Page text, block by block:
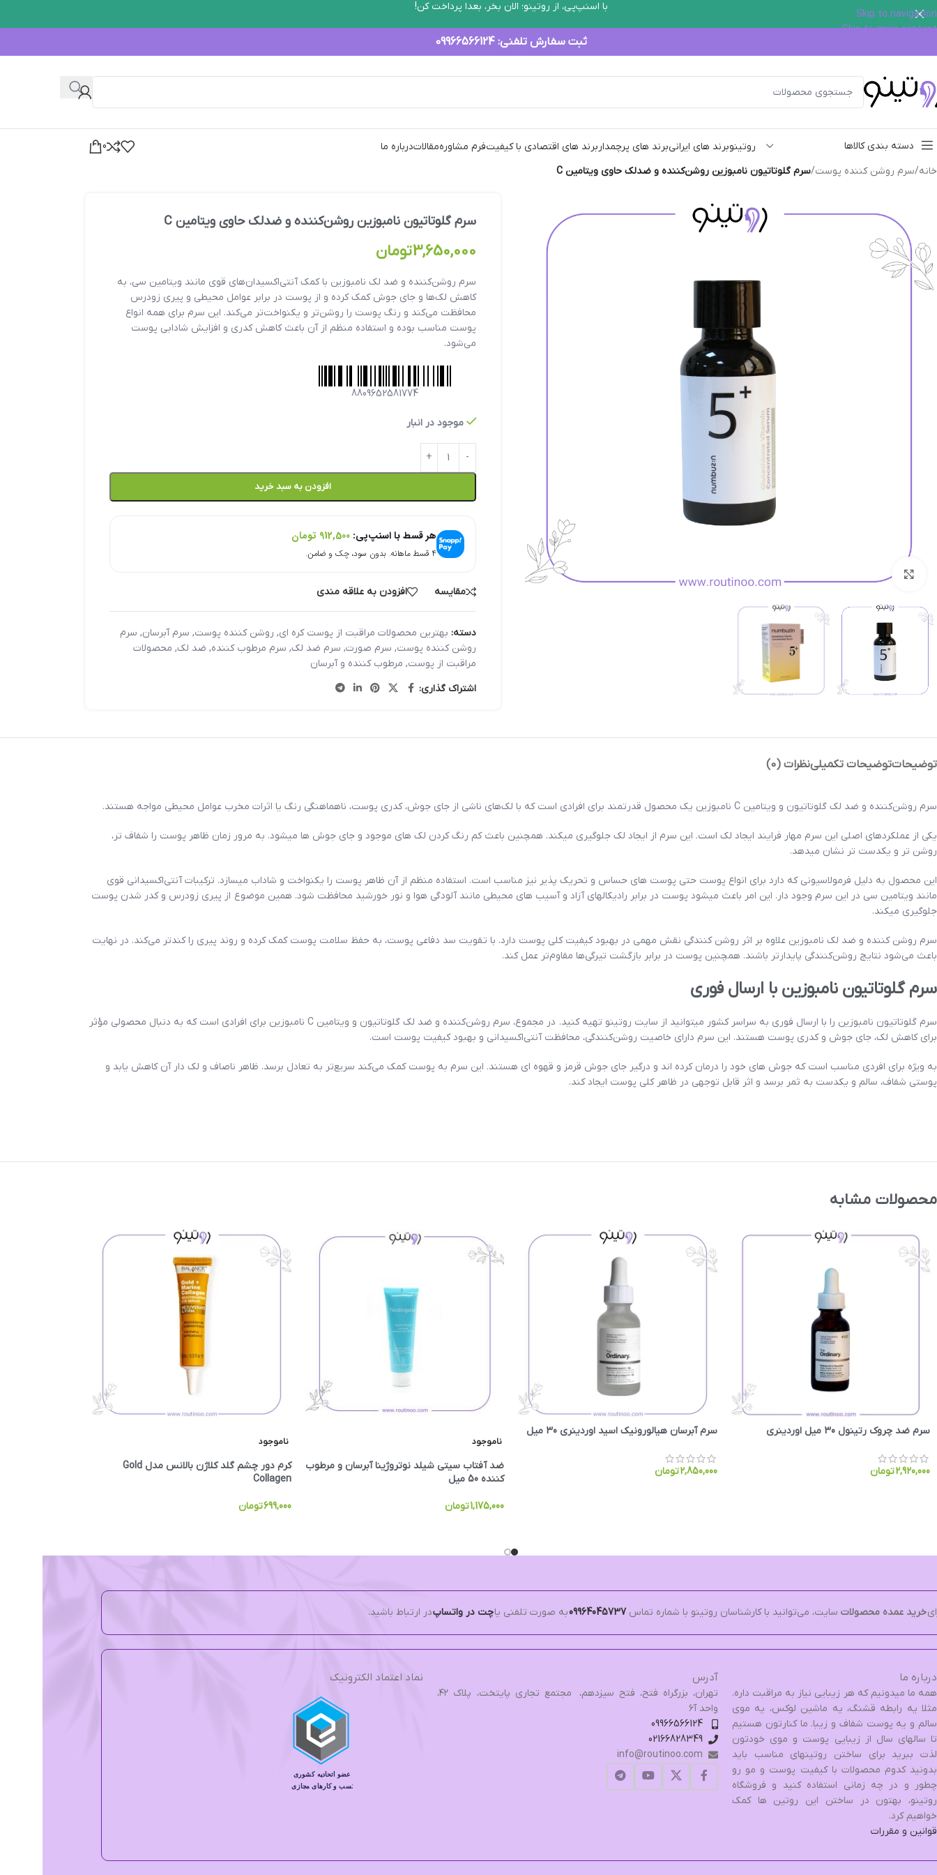
Skip to navigation
Skip to main content
با اسنپ‌پی، از روتینو؛ الان بخر، بعدا پرداخت کن!
ثبت سفارش تلفنی: 09966566124
دسته بندی کالاها روتینوبرند های ایرانیبرند های پرچمدار برند های اقتصادی با کیفیتفرم مشاورهمقالاتدرباره ما
0
خانه/سرم روشن کننده پوست/سرم گلوتاتیون نامبوزین روشن‌کننده و ضدلک حاوی ویتامین C
بزرگنمایی تصویر
سرم گلوتاتیون نامبوزین روشن‌کننده و ضدلک حاوی ویتامین C
3,650,000تومان
سرم روشن‌کننده و ضد لک نامبوزین با کمک آنتی‌اکسیدان‌های قوی مانند ویتامین سی، به
کاهش لک‌ها و جای جوش کمک کرده و از پوست در برابر عوامل محیطی و پیری زودرس
محافظت می‌کند و رنگ پوست را روشن‌تر و یکنواخت‌تر می‌کند. این سرم برای همه انواع
پوست مناسب بوده و استفاده منظم از آن باعث کاهش کدری و افزایش شادابی پوست
می‌شود.
8809652581774
موجود در انبار
افزودن به سبد خرید
هر قسط با اسنپ‌پی: 912,500 تومان
۴ قسط ماهانه. بدون سود، چک و ضامن.
مقایسه افزودن به علاقه مندی
دسته: بهترین محصولات مراقبت از پوست کره ای, روشن کننده پوست, سرم آبرسان, سرم
روشن کننده پوست, سرم صورت, سرم ضد لک, سرم مرطوب کننده, ضد لک, محصولات
مراقبت از پوست, مرطوب کننده و آبرسان
اشتراک گذاری:
توضیحاتتوضیحات تکمیلینظرات (0)
سرم روشن‌کننده و ضد لک گلوتاتیون و ویتامین C نامبوزین یک محصول قدرتمند برای افرادی است که با لک‌های ناشی از جای جوش، کدری پوست، ناهماهنگی رنگ یا اثرات مخرب عوامل محیطی مواجه هستند.
یکی از عملکردهای اصلی این سرم مهار فرایند ایجاد لک است. این سرم از ایجاد لک جلوگیری میکند. همچنین باعث کم رنگ کردن لک های موجود و جای جوش ها میشود. به مرور زمان ظاهر پوست را شفاف تر،
روشن تر و یکدست تر نشان میدهد.
این محصول به دلیل فرمولاسیونی که دارد برای انواع پوست حتی پوست های حساس و تحریک پذیر نیز مناسب است. استفاده منظم از آن ظاهر پوست را یکنواخت و شاداب میسازد. ترکیبات آنتی‌اکسیدانی قوی
مانند ویتامین سی در این سرم وجود دار. این امر باعث میشود پوست در برابر رادیکالهای آزاد و آسیب های محیطی مانند آلودگی هوا و نور خورشید محافظت شود. همین موضوع از پیری زودرس و کدر شدن پوست
جلوگیری میکند.
سرم روشن کننده و ضد لک نامبوزین علاوه بر اثر روشن کنندگی نقش مهمی در بهبود کیفیت کلی پوست دارد. با تقویت سد دفاعی پوست، به حفظ سلامت پوست کمک کرده و روند پیری را کندتر می‌کند. در نهایت
باعث می‌شود نتایج روشن‌کنندگی پایدارتر باشند. همچنین پوست در برابر بازگشت تیرگی‌ها مقاوم‌تر عمل کند.
سرم گلوتاتیون نامبوزین با ارسال فوری
سرم گلوتاتیون نامبوزین را با ارسال فوری به سراسر کشور میتوانید از سایت روتینو تهیه کنید. در مجموع، سرم روشن‌کننده و ضد لک گلوتاتیون و ویتامین C نامبوزین برای افرادی است که به دنبال محصولی مؤثر
برای کاهش لک، جای جوش و کدری پوست هستند. این سرم دارای خاصیت روشن‌کنندگی، محافظت آنتی‌اکسیدانی و بهبود کیفیت پوست است.
به ویژه برای افردی مناسب است که جوش های خود را درمان کرده اند و درگیر جای جوش قرمز و قهوه ای هستند. این سرم به پوست کمک می‌کند سریع‌تر به تعادل برسد. ظاهر ناصاف و لک دار آن کاهش یابد و
پوستی شفاف، سالم و یکدست به ثمر برسد و اثر قابل توجهی در ظاهر کلی پوست ایجاد کند.
محصولات مشابه
سرم ضد چروک رتینول 30 میل اوردینری
2,920,000تومان
سرم آبرسان هیالورونیک اسید اوردینری 30 میل
2,850,000تومان
ناموجود
ضد آفتاب سیتی شیلد نوتروژینا آبرسان و مرطوب
کننده 50 میل
1,175,000تومان
ناموجود
کرم دور چشم گلد کلاژن بالانس مدل Gold
Collagen
699,000تومان
خرید عمده محصولات سایت، می‌توانید با کارشناسان روتینو با شماره تماس09964045737به صورت تلفنی یاچت در واتساپدر ارتباط باشید.
درباره ما
همه ما میدونیم که هر زیبایی نیاز به مراقبت داره.
مثلا یه رابطه قشنگ، یه ماشین لوکس، یه موی
سالم و یه پوست شفاف و زیبا. ما کنارتون هستیم
تا سالهای سال از زیبایی پوست و موی خودتون
لذت ببرید برای ساختن روتینهای مناسب باید
بدونید کدوم محصولات با کیفیت پوست و مو رو
چطور و در چه زمانی استفاده کنید و فروشگاه
روتینو، بهتون در ساختن این روتین ها کمک
خواهیم کرد.
قوانین و مقررات
آدرس
تهران، بزرگراه فتح، فتح سیزدهم، مجتمع تجاري پایتخت، پلاک ۴۲،
واحد آ۶
09966566124
02166828349
info@routinoo.com
نماد اعتماد الکترونیک